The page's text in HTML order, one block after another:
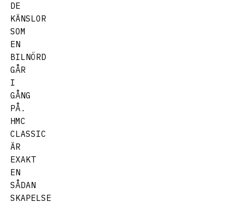
DE
KÄNSLOR
SOM
EN
BILNÖRD
GÅR
I
GÅNG
PÅ.
HMC
CLASSIC
ÄR
EXAKT
EN
SÅDAN
SKAPELSE